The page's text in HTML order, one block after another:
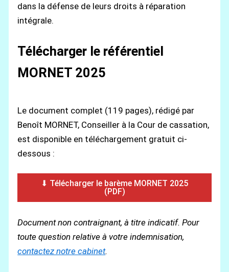
dans la défense de leurs droits à réparation
intégrale.
Télécharger le référentiel
MORNET 2025
Le document complet (119 pages), rédigé par
Benoît MORNET, Conseiller à la Cour de cassation,
est disponible en téléchargement gratuit ci-
dessous :
⬇ Télécharger le barème MORNET 2025
(PDF)
Document non contraignant, à titre indicatif. Pour
toute question relative à votre indemnisation,
contactez notre cabinet.